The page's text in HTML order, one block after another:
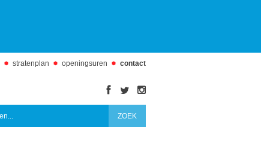
stratenplan openingsuren contact
facebook
twitterinstagram